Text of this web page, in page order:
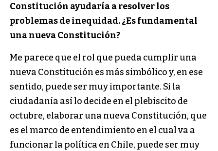
Constitución ayudaría a resolver los
problemas de inequidad. ¿Es fundamental
una nueva Constitución?
Me parece que el rol que pueda cumplir una
nueva Constitución es más simbólico y, en ese
sentido, puede ser muy importante. Si la
ciudadanía así lo decide en el plebiscito de
octubre, elaborar una nueva Constitución, que
es el marco de entendimiento en el cual va a
funcionar la política en Chile, puede ser muy